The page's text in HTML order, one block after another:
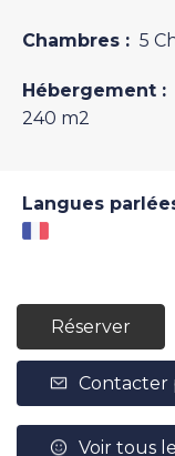
Chambres : 5
Hébergement :
240 m2
Langues
Réserver
Contacter
Voir tous